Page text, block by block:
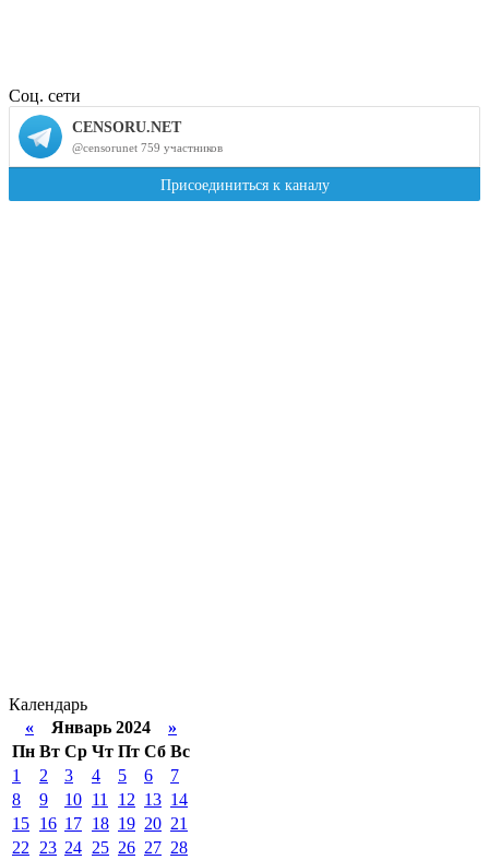
Соц. сети
Календарь
« Январь 2024 »
Пн Вт Ср Чт Пт Сб Вс
1
2 3 4 5 6
7
8
9 10 11 12 13 14
15 16 17 18 19 20 21
22
23 24 25 26 27 28